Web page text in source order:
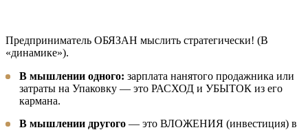
Предприниматель ОБЯЗАН мыслить стратегически! (В
«динамике»).
В мышлении одного: зарплата нанятого продажника или
затраты на Упаковку — это РАСХОД и УБЫТОК из его
кармана.
В мышлении другого — это ВЛОЖЕНИЯ (инвестиция) в